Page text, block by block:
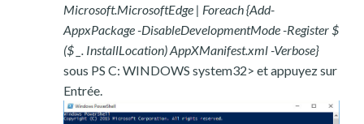
Microsoft.MicrosoftEdge | Foreach {Add-
AppxPackage -DisableDevelopmentMode -Register $
($ _. InstallLocation) AppXManifest.xml -Verbose}
sous PS C: WINDOWS system32> et appuyez sur
Entrée.